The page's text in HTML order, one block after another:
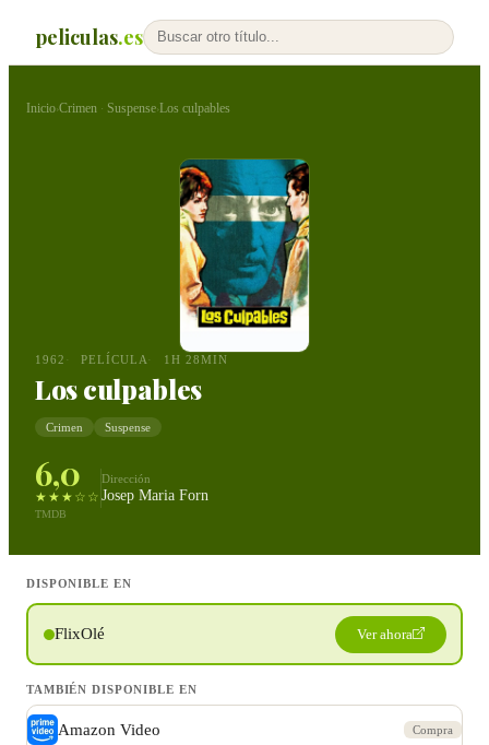
peliculas.es
Inicio›Crimen · Suspense›Los culpables
1962 PELÍCULA 1H 28MIN
Los culpables
Crimen Suspense
6,0
★★★☆☆
TMDB
Dirección
Josep Maria Forn
DISPONIBLE EN
FlixOlé Ver ahora
TAMBIÉN DISPONIBLE EN
Amazon Video Compra